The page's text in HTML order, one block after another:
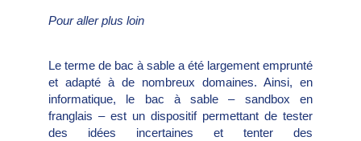
Pour aller plus loin
Le terme de bac à sable a été largement emprunté
et adapté à de nombreux domaines. Ainsi, en
informatique, le bac à sable – sandbox en
franglais – est un dispositif permettant de tester
des idées incertaines et tenter des